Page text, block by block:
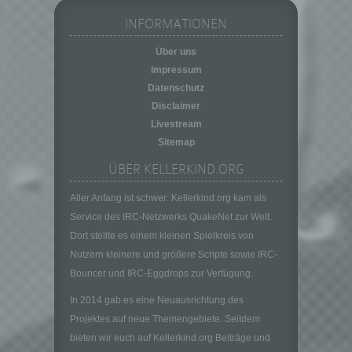
INFORMATIONEN
Über uns
Impressum
Datenschutz
Disclaimer
Livestream
Sitemap
ÜBER KELLERKIND.ORG
Aller Anfang ist schwer: Kellerkind.org kam als
Service des IRC-Netzwerks QuakeNet zur Welt.
Dort stellte es einem kleinen Spielkreis von
Nutzern kleinere und größere Scripte sowie IRC-
Bouncer und IRC-Eggdrops zur Verfügung.
In 2014 gab es eine Neuausrichtung des
Projektes auf neue Themengebiete. Seitdem
bieten wir euch auf Kellerkind.org Beiträge und
personenbezogener Daten in einer Weise,
auf welche die personenbezogenen Daten
ohne Hinzuziehung zusätzlicher
Informationen nicht mehr einer spezifischen
Informationen gesondert aufbewahrt werden
und technischen und organisatorischen
Maßnahmen unterliegen, die gewährleisten,
einer identifizierten oder identifizierbaren
g) Verantwortlicher oder für die Verarbeitung
Verantwortlicher ist die natürliche oder
juristische Person, Behörde, Einrichtung
oder andere Stelle, die allein oder
und Mittel der Verarbeitung von
personenbezogenen Daten entscheidet.